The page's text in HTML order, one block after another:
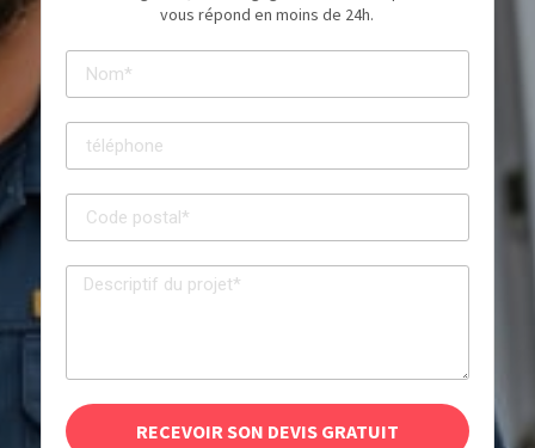
vous répond en moins de 24h.
RECEVOIR SON DEVIS GRATUIT